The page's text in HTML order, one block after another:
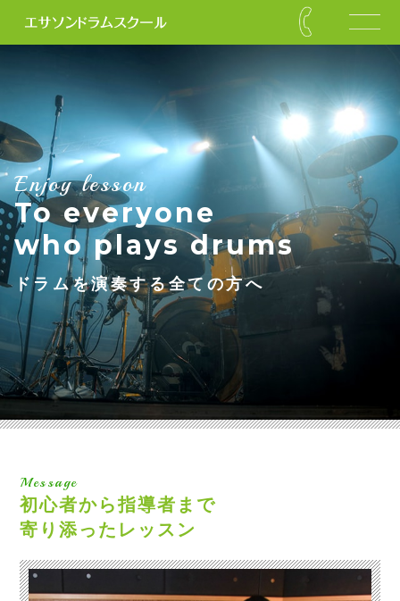
Enjoy lesson
To everyone
who plays drums
ドラムを演奏する全ての方へ
Message
初心者から指導者まで
寄り添ったレッスン